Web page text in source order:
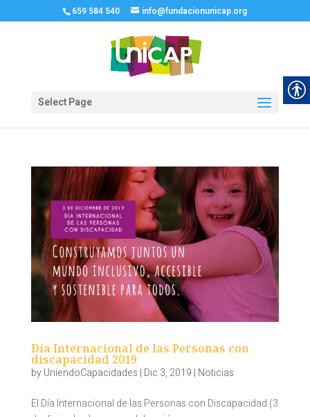
659 584 540 info@fundacionunicap.org
Select Page
Día Internacional de las Personas con
discapacidad 2019
byUniendoCapacidades | Dic 3, 2019 | Noticias
El Día Internacional de las Personas con Discapacidad (3